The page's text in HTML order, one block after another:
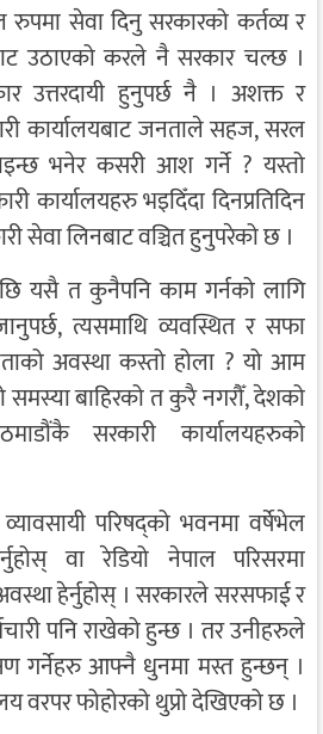
सेवा दिनु सरकारको कर्तव्य र
उठाएको करले नै सरकार चल्छ ।
उत्तरदायी हुनुपर्छ नै । अशक्त र
कार्यालयबाट जनताले सहज, सरल
भनेर कसरी आश गर्ने ? यस्तो
कार्यालयहरु भइदिँदा दिनप्रतिदिन
सेवा लिनबाट वञ्चित हुनुपरेको छ ।
यसै त कुनैपनि काम गर्नको लागि
त्यसमाथि व्यवस्थित र सफा
अवस्था कस्तो होला ? यो आम
समस्या बाहिरको त कुरै नगरौँ, देशको
सरकारी कार्यालयहरुको
परिषद्को भवनमा वर्षेभेल
वा रेडियो नेपाल परिसरमा
हेर्नुहोस् । सरकारले सरसफाई र
पनि राखेको हुन्छ । तर उनीहरुले
गर्नेहरु आफ्नै धुनमा मस्त हुन्छन् ।
वरपर फोहोरको थुप्रो देखिएको छ ।